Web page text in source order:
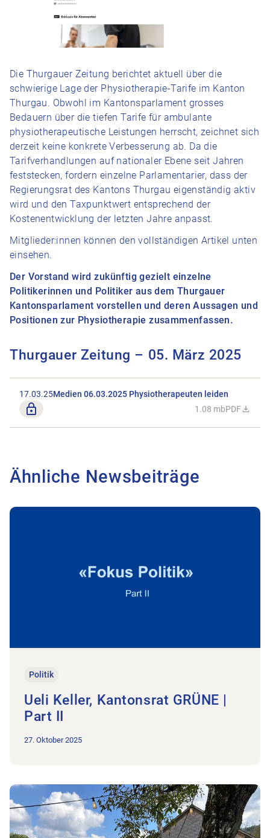
Die Thurgauer Zeitung berichtet aktuell über die
schwierige Lage der Physiotherapie-Tarife im Kanton
Thurgau. Obwohl im Kantonsparlament grosses
Bedauern über die tiefen Tarife für ambulante
physiotherapeutische Leistungen herrscht, zeichnet sich
derzeit keine konkrete Verbesserung ab. Da die
Tarifverhandlungen auf nationaler Ebene seit Jahren
feststecken, fordern einzelne Parlamentarier, dass der
Regierungsrat des Kantons Thurgau eigenständig aktiv
wird und den Taxpunktwert entsprechend der
Kostenentwicklung der letzten Jahre anpasst.
Mitglieder:innen können den vollständigen Artikel unten
einsehen.
Der Vorstand wird zukünftig gezielt einzelne
Politikerinnen und Politiker aus dem Thurgauer
Kantonsparlament vorstellen und deren Aussagen und
Positionen zur Physiotherapie zusammenfassen.
Thurgauer Zeitung – 05. März 2025
17.03.25Medien 06.03.2025 Physiotherapeuten leiden
Nur für Mitglieder 1.08 mb
Datei
PDF
Ähnliche Newsbeiträge
Politik
Ueli Keller, Kantonsrat GRÜNE |
Part II
27. Oktober 2025
Zum Beitrag Ueli Keller, Kantonsrat GRÜNE | Part II
Zum Beitrag Gesundheitsgipfel Thurgau 2025